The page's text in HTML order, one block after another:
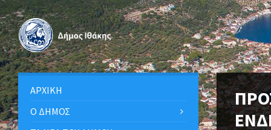
ΑΡΧΙΚΉ
Ο ΔΉΜΟΣ